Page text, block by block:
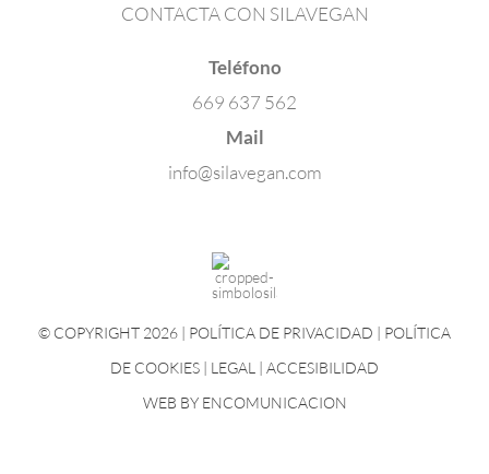
CONTACTA CON SILAVEGAN
Teléfono
669 637 562
Mail
info@silavegan.com
© COPYRIGHT 2026 | POLÍTICA DE PRIVACIDAD | POLÍTICA
DE COOKIES | LEGAL | ACCESIBILIDAD
WEB BY ENCOMUNICACION